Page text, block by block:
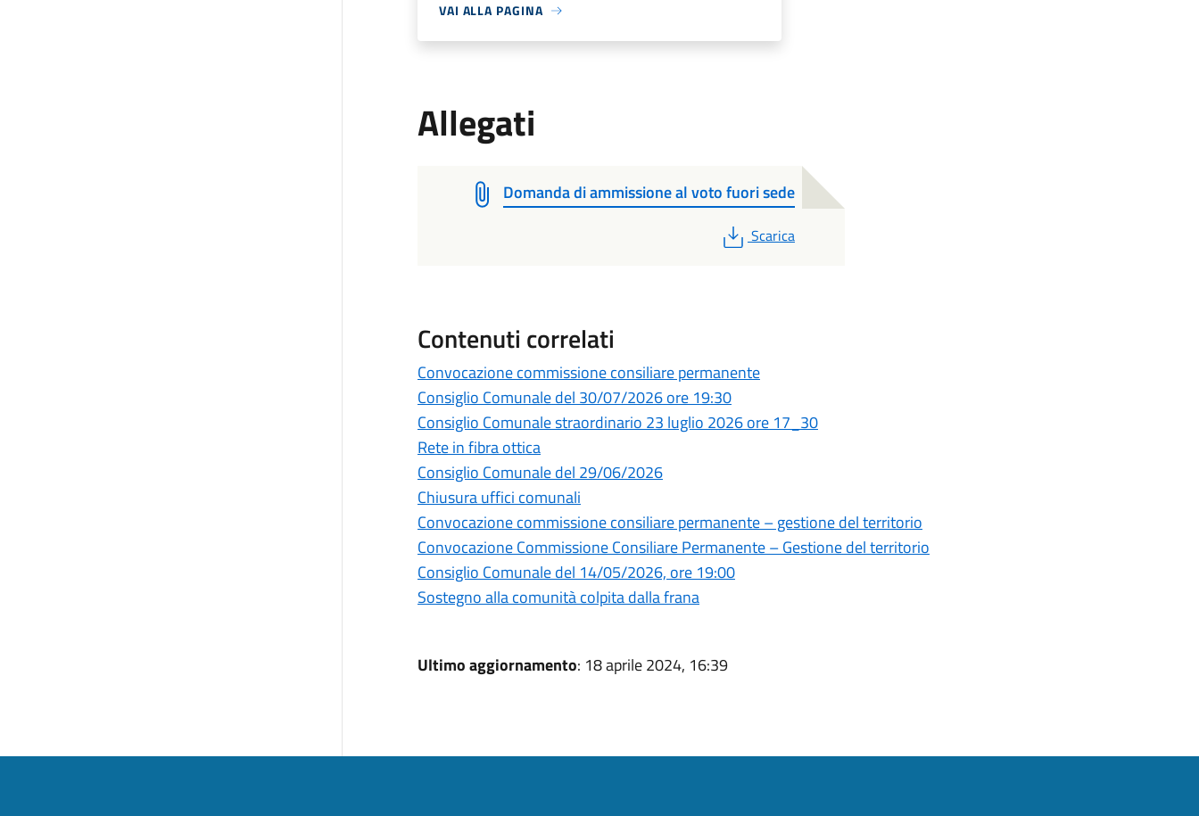
VAI ALLA PAGINA
Allegati
Domanda di ammissione al voto fuori sede
PDF
Scarica
Contenuti correlati
Convocazione commissione consiliare permanente
Consiglio Comunale del 30/07/2026 ore 19:30
Consiglio Comunale straordinario 23 luglio 2026 ore 17_30
Rete in fibra ottica
Consiglio Comunale del 29/06/2026
Chiusura uffici comunali
Convocazione commissione consiliare permanente – gestione del territorio
Convocazione Commissione Consiliare Permanente – Gestione del territorio
Consiglio Comunale del 14/05/2026, ore 19:00
Sostegno alla comunità colpita dalla frana
Ultimo aggiornamento: 18 aprile 2024, 16:39